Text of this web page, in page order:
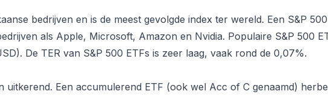
bedrijven en is de meest gevolgde index ter wereld. Een S&P
als Apple, Microsoft, Amazon en Nvidia. Populaire S&P 500
De TER van S&P 500 ETFs is zeer laag, vaak rond de 0,07%.
Een accumulerend ETF (ook wel Acc of C genaamd)